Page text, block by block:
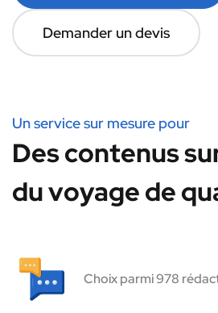
Demander un devis
Un service sur mesure pour
Des contenus
du voyage de
Choix parmi 978